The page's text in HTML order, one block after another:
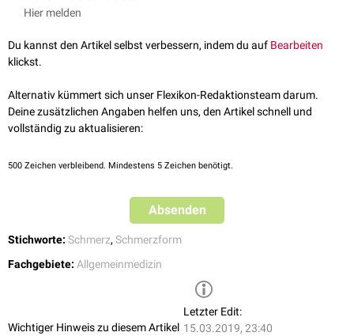
Oberflächenschmerz
Systemischen Entzündungsreaktionen (
Freisetzungssyndrom
Gelenkerkrankungen(Arthrose,Arthritis)
Schmerzsyndromen
Darüber hinaus sind muskuloskelettale Schmerzen eine häufige
Nebenwirkungvon Medikamenten (z.B.
symptomatische Behandlung kommen u.a.
Hier melden
Du kannst den Artikel selbst verbessern, indem du auf Bearbeiten
klickst.
Alternativ kümmert sich unser Flexikon-Redaktionsteam darum.
Deine zusätzlichen Angaben helfen uns, den Artikel schnell und
vollständig zu aktualisieren:
500 Zeichen verbleibend. Mindestens 5 Zeichen benötigt.
Absenden
Stichworte: Schmerz, Schmerzform
Fachgebiete: Allgemeinmedizin
Wichtiger Hinweis zu diesem Artikel
Letzter Edit:
15.03.2019, 23:40